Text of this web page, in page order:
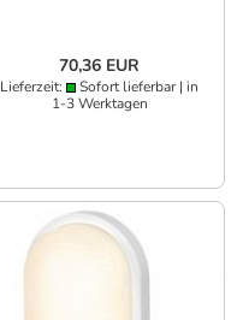
70,36 EUR
Lieferzeit:
Sofort lieferbar | in
1-3 Werktagen